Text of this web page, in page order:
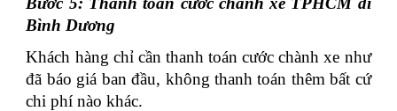
Bình Dương
Khách hàng chỉ cần thanh toán cước chành xe như
đã báo giá ban đầu, không thanh toán thêm bất cứ
chi phí nào khác.